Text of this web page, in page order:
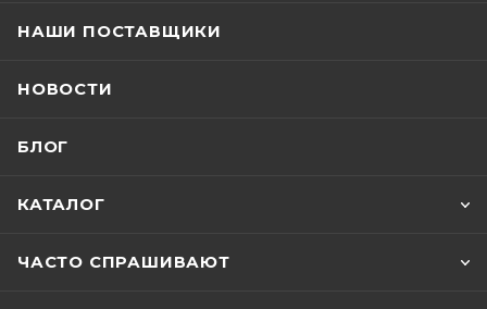
НАШИ ПОСТАВЩИКИ
НОВОСТИ
БЛОГ
КАТАЛОГ
ЧАСТО СПРАШИВАЮТ